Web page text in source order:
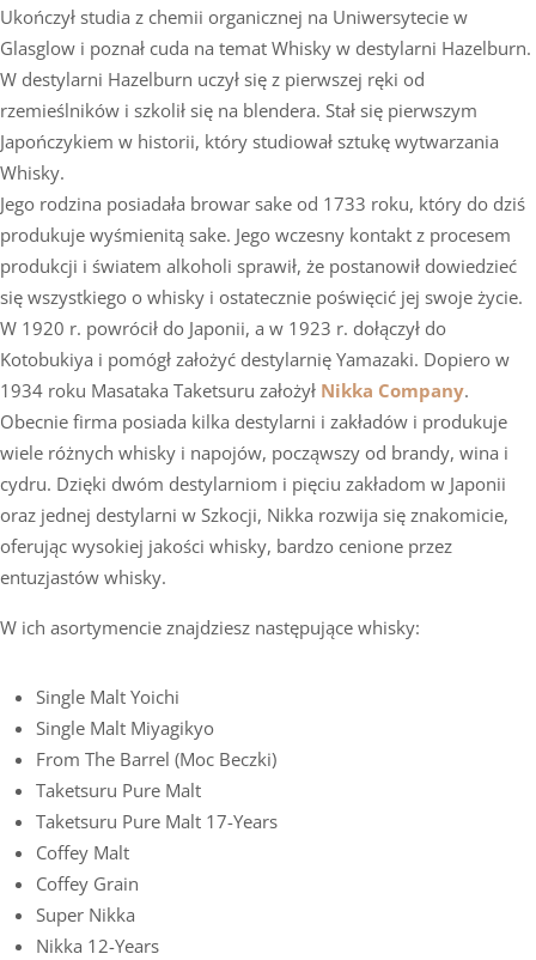
Ukończył studia z chemii organicznej na Uniwersytecie w
Glasglow i poznał cuda na temat Whisky w destylarni Hazelburn.
W destylarni Hazelburn uczył się z pierwszej ręki od
rzemieślników i szkolił się na blendera. Stał się pierwszym
Japończykiem w historii, który studiował sztukę wytwarzania
Whisky.
Jego rodzina posiadała browar sake od 1733 roku, który do dziś
produkuje wyśmienitą sake. Jego wczesny kontakt z procesem
produkcji i światem alkoholi sprawił, że postanowił dowiedzieć
się wszystkiego o whisky i ostatecznie poświęcić jej swoje życie.
W 1920 r. powrócił do Japonii, a w 1923 r. dołączył do
Kotobukiya i pomógł założyć destylarnię Yamazaki. Dopiero w
1934 roku Masataka Taketsuru założył Nikka Company.
Obecnie firma posiada kilka destylarni i zakładów i produkuje
wiele różnych whisky i napojów, począwszy od brandy, wina i
cydru. Dzięki dwóm destylarniom i pięciu zakładom w Japonii
oraz jednej destylarni w Szkocji, Nikka rozwija się znakomicie,
oferując wysokiej jakości whisky, bardzo cenione przez
entuzjastów whisky.
W ich asortymencie znajdziesz następujące whisky:
Single Malt Yoichi
Single Malt Miyagikyo
From The Barrel (moc Beczki)
Taketsuru Pure Malt
Taketsuru Pure Malt 17-Years
Coffey Malt
Coffey Grain
Super Nikka
Nikka 12-Years